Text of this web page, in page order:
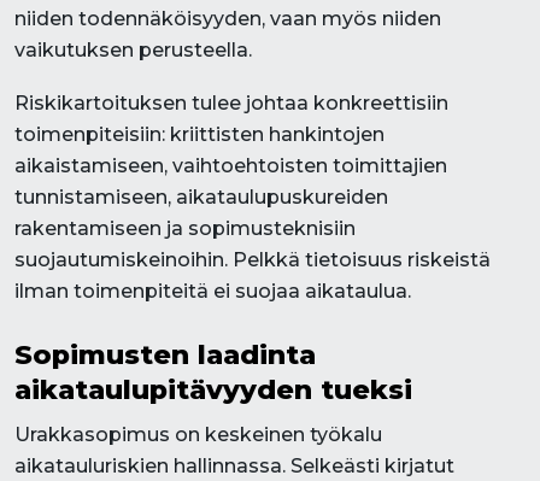
niiden todennäköisyyden, vaan myös niiden
vaikutuksen perusteella.
Riskikartoituksen tulee johtaa konkreettisiin
toimenpiteisiin: kriittisten hankintojen
aikaistamiseen, vaihtoehtoisten toimittajien
tunnistamiseen, aikataulupuskureiden
rakentamiseen ja sopimusteknisiin
suojautumiskeinoihin. Pelkkä tietoisuus riskeistä
ilman toimenpiteitä ei suojaa aikataulua.
Sopimusten laadinta
aikataulupitävyyden tueksi
Urakkasopimus on keskeinen työkalu
aikatauluriskien hallinnassa. Selkeästi kirjatut